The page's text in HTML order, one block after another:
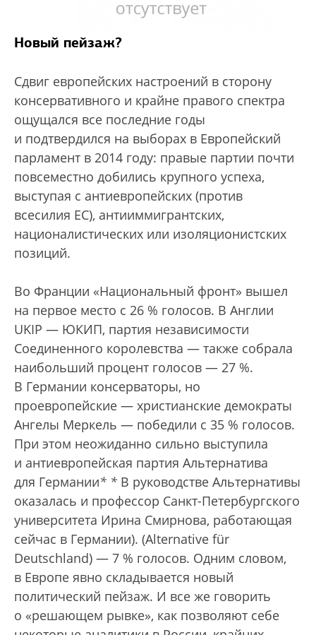
Новый пейзаж?
Сдвиг европейских настроений в сторону
консервативного и крайне правого спектра
ощущался все последние годы
и подтвердился на выборах в Европейский
парламент в 2014 году: правые партии почти
повсеместно добились крупного успеха,
выступая с антиевропейских (против
всесилия ЕС), антииммигрантских,
националистических или изоляционистских
позиций.
Во Франции «Национальный фронт» вышел
на первое место с 26 % голосов. В Англии
UKIP — ЮКИП, партия независимости
Соединенного королевства — также собрала
наибольший процент голосов — 27 %.
В Германии консерваторы, но
проевропейские — христианские демократы
Ангелы Меркель — победили с 35 % голосов.
При этом неожиданно сильно выступила
и антиевропейская партия Альтернатива
для Германии* * В руководстве Альтернативы
оказалась и профессор Санкт-Петербургского
университета Ирина Смирнова, работающая
сейчас в Германии). (Alternative für
Deutschland) — 7 % голосов. Одним словом,
в Европе явно складывается новый
политический пейзаж. И все же говорить
о «решающем рывке», как позволяют себе